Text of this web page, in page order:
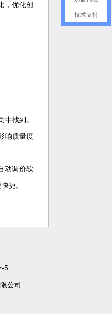
，优化创
找到。
响质量度
动调价软
捷。
-5
公司
技术支持